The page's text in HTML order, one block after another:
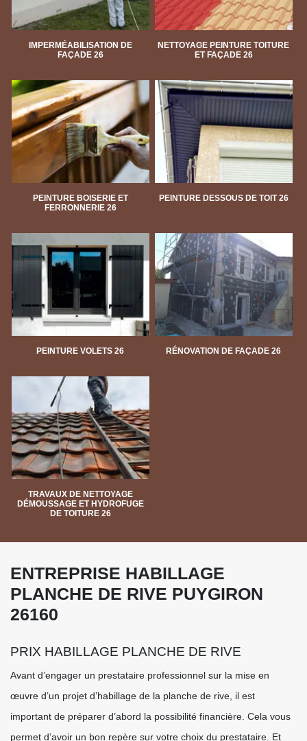
IMPERMÉABILISATION DE
FAÇADE 26
NETTOYAGE PEINTURE TOITURE
ET FAÇADE 26
PEINTURE BOISERIE ET
FERRONNERIE 26
PEINTURE DESSOUS DE TOIT 26
PEINTURE VOLETS 26 RÉNOVATION DE FAÇADE 26
TRAVAUX DE NETTOYAGE
DÉMOUSSAGE ET HYDROFUGE
DE TOITURE 26
ENTREPRISE HABILLAGE
PLANCHE DE RIVE PUYGIRON
26160
PRIX HABILLAGE PLANCHE DE RIVE
Avant d’engager un prestataire professionnel sur la mise en
œuvre d’un projet d’habillage de la planche de rive, il est
important de préparer d’abord la possibilité financière. Cela vous
permet d’avoir un bon repère sur votre choix du prestataire. Et